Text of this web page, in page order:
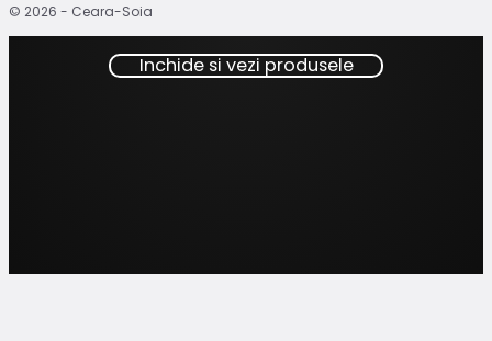
© 2026 - Ceara-Soia
Inchide si vezi produsele